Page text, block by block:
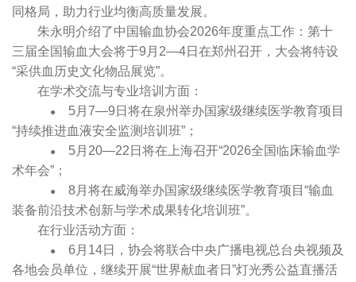
同格局，助力行业均衡高质量发展。
朱永明介绍了中国输血协会2026年度重点工作：第十
三届全国输血大会将于9月2—4日在郑州召开，大会将特设
“采供血历史文化物品展览”。
在学术交流与专业培训方面：
●
5月7—9日将在泉州举办国家级继续医学教育项目
“持续推进血液安全监测培训班”；
●
5月20—22日将在上海召开“2026全国临床输血学
术年会”；
●
8月将在威海举办国家级继续医学教育项目“输血
装备前沿技术创新与学术成果转化培训班”。
在行业活动方面：
● 6 月14日，协会将联合中央广播电视总台央视频及
各地会员单位，继续开展“世界献血者日”灯光秀公益直播活